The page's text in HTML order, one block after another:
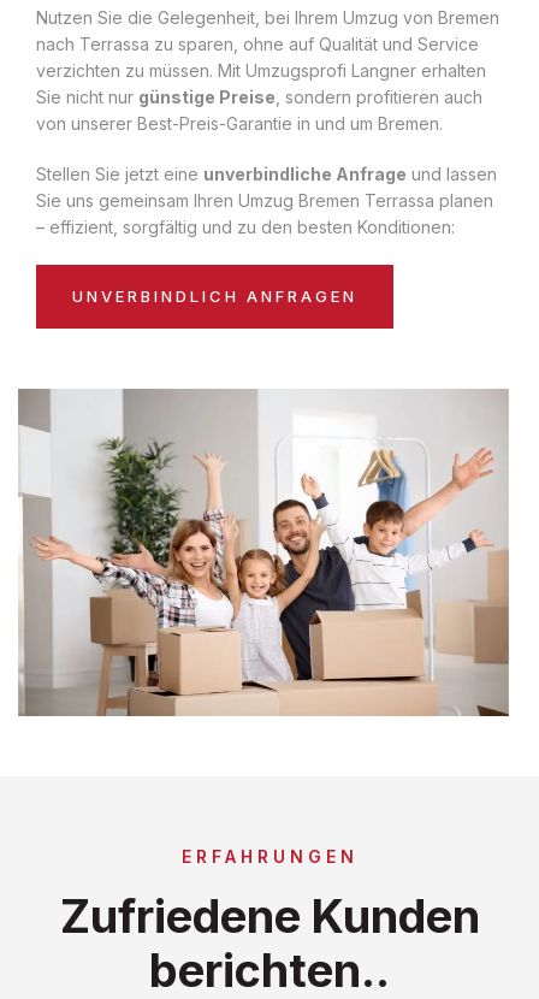
Nutzen Sie die Gelegenheit, bei Ihrem Umzug von Bremen
nach Terrassa zu sparen, ohne auf Qualität und Service
verzichten zu müssen. Mit Umzugsprofi Langner erhalten
Sie nicht nur günstige Preise , sondern profitieren auch
von unserer Best-Preis-Garantie in und um Bremen.
Stellen Sie jetzt eine unverbindliche Anfrage und lassen
Sie uns gemeinsam Ihren Umzug Bremen Terrassa planen
– effizient, sorgfältig und zu den besten Konditionen:
UNVERBINDLICH ANFRAGEN
ERFAHRUNGEN
Zufriedene Kunden
berichten..